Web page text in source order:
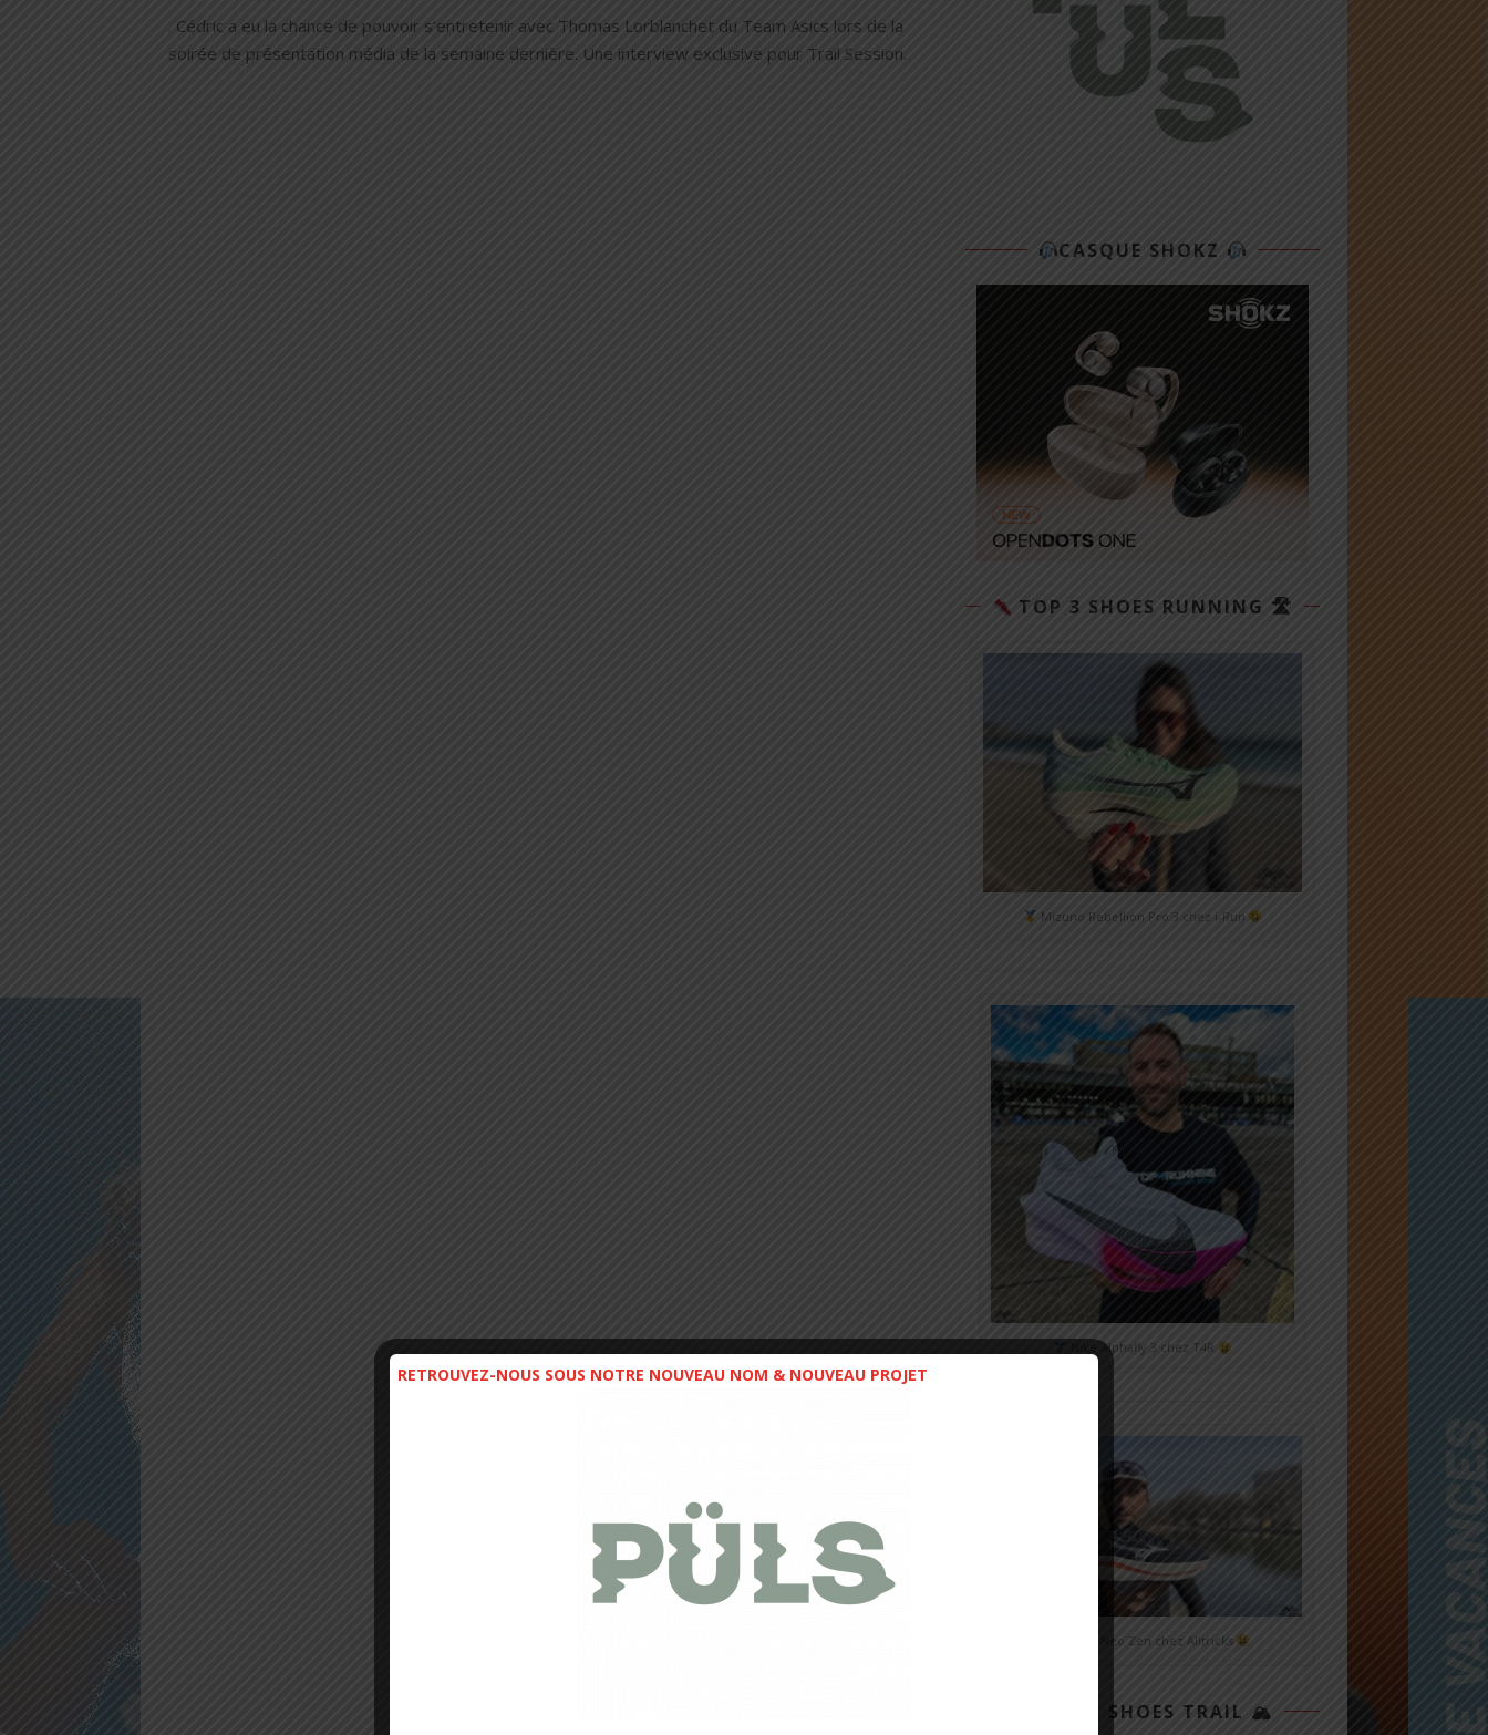
. Cédric a eu la chance de pouvoir s’entretenir avec Thomas Lorblanchet du Team Asics lors de la
soirée de présentation média de la semaine dernière. Une interview exclusive pour Trail Session.
CASQUE SHOKZ
TOP 3 SHOES RUNNING 🛣
Mizuno Rebellion Pro 3 chez i-Run
Nike Alphafly 3 chez T4R
Mizuno Neo Zen chez Alltricks
TOP 3 SHOES TRAIL 🏔
RETROUVEZ-NOUS SOUS NOTRE NOUVEAU NOM & NOUVEAU PROJET